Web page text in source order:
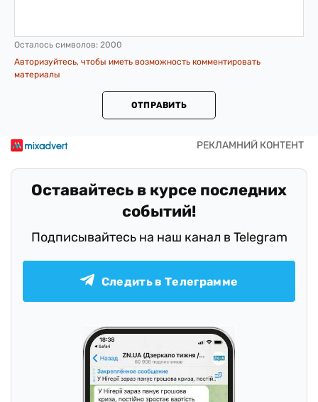
Осталось символов: 2000
Авторизуйтесь, чтобы иметь возможность комментировать
материалы
ОТПРАВИТЬ
Оставайтесь в курсе последних
событий!
Подписывайтесь на наш канал в Telegram
Следить в Телеграмме